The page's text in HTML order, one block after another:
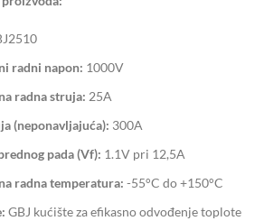
radni napon: 1000V
radna struja: 25A
(neponavljajuća): 300A
pada (Vf): 1.1V pri 12,5A
radna temperatura: -55°C do +150°C
GBJ kućište za efikasno odvođenje toplote